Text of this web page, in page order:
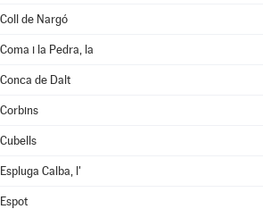
Coll de Nargó
Coma i la Pedra, la
Conca de Dalt
Corbins
Cubells
Espluga Calba, l'
Espot